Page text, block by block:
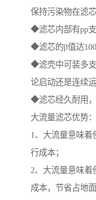
保持污染物在滤芯
◆滤芯内部有pp支
◆滤芯的β值达
◆滤壳中可装多
论启动还是连续
◆滤芯经久耐用，
大流量滤芯优势：
1、大流量意味
行成本；
2、大流量意味着
成本，节省占地面